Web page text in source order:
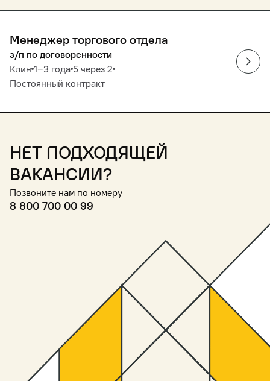
Менеджер торгового отдела
з/п по договоренности
Клин 1‒3 года 5 через 2
Постоянный контракт
Нет подходящей
вакансии?
Позвоните нам по номеру
8 800 700 00 99